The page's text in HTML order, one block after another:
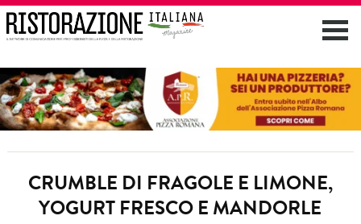
CRUMBLE DI FRAGOLE E LIMONE,
YOGURT FRESCO E MANDORLE